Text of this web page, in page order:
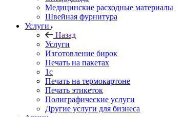
Медицинские расходные материалы
Швейная фурнитура
Услуги
Назад
Услуги
Изготовление бирок
Печать на пакетах
1c
Печать на термокартоне
Печать этикеток
Полиграфические услуги
Другие услуги для бизнеса